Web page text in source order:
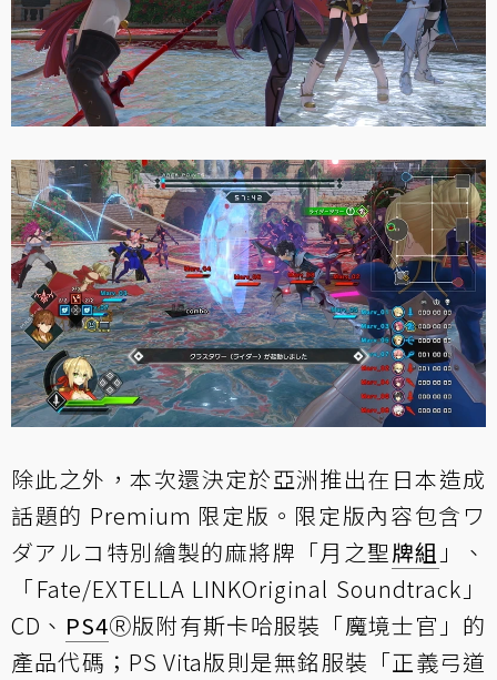
除此之外，本次還決定於亞洲推出在日本造成
話題的 Premium 限定版。限定版內容包含ワ
ダアルコ特別繪製的麻將牌「月之聖牌組 」、
「Fate/EXTELLA LINKOriginal Soundtrack」
CD、 PS4Ⓡ版附有斯卡哈服裝「魔境士官」的
產品代碼；PS Vita版則是無銘服裝「正義弓道